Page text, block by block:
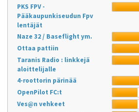
PKS FPV -
Pääkaupunkiseudun Fpv
lentäjät
Naze 32 / Baseflight ym.
Ottaa pattiin
Taranis Radio : linkkejä
aloittelijalle
4-roottorin pärinää
OpenPilot FC:t
Ves@n vehkeet